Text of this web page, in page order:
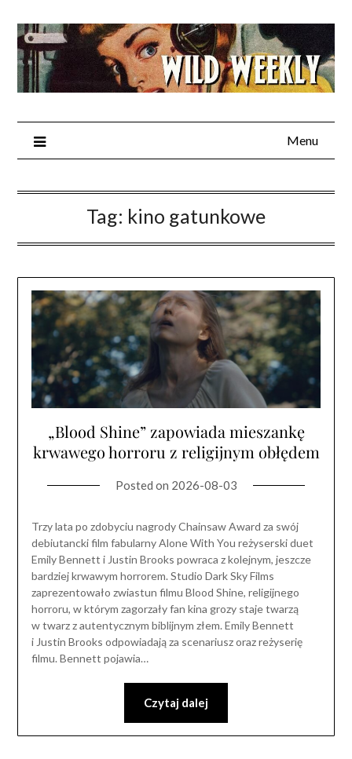
content
Menu
Tag: kino gatunkowe
„Blood Shine” zapowiada mieszankę
krwawego horroru z religijnym obłędem
Posted on 2026-08-03
Trzy lata po zdobyciu nagrody Chainsaw Award za swój
debiutancki film fabularny Alone With You reżyserski duet
Emily Bennett i Justin Brooks powraca z kolejnym, jeszcze
bardziej krwawym horrorem. Studio Dark Sky Films
zaprezentowało zwiastun filmu Blood Shine, religijnego
horroru, w którym zagorzały fan kina grozy staje twarzą
w twarz z autentycznym biblijnym złem. Emily Bennett
i Justin Brooks odpowiadają za scenariusz oraz reżyserię
filmu. Bennett pojawia…
Czytaj dalej